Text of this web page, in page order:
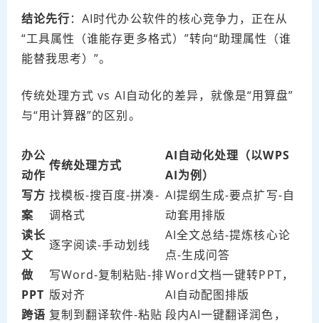
结论先行：AI时代办公软件的核心竞争力，正在从
“工具属性（谁能存更多格式）”转向“助理属性（谁
能替我思考）”。
传统处理方式 vs AI自动化的差异，就像是“用算盘”
与“用计算器”的区别。
办公
动作
传统处理方式
AI自动化处理（以WPS
AI为例）
写方
案
找模板-搜百度-拼凑-
调格式
AI提纲生成-要点扩写-自
动套用排版
读长
文
逐字阅读-手动划线
AI全文总结-提炼核心论
点-生成问答
做
PPT
写Word-复制粘贴-排
版对齐
Word文档一键转PPT，
AI自动配图排版
跨语 复制到翻译软件-粘贴 段内AI一键翻译润色，